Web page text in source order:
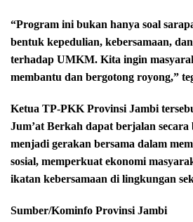
“Program ini bukan hanya soal
bentuk kepedulian, kebersamaan,
terhadap UMKM. Kita ingin
membantu dan bergotong royong,”
Ketua TP-PKK Provinsi Jambi
Jum’at Berkah dapat berjalan
menjadi gerakan bersama dalam
sosial, memperkuat ekonomi
ikatan kebersamaan di lingkungan
Sumber/Kominfo Provinsi Jambi